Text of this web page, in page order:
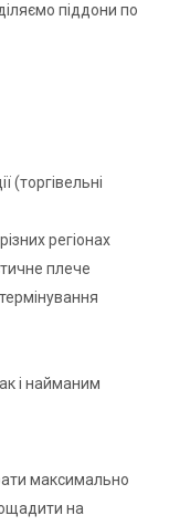
піддони по
(торгівельні
регіонах
плече
і найманим
максимально
на